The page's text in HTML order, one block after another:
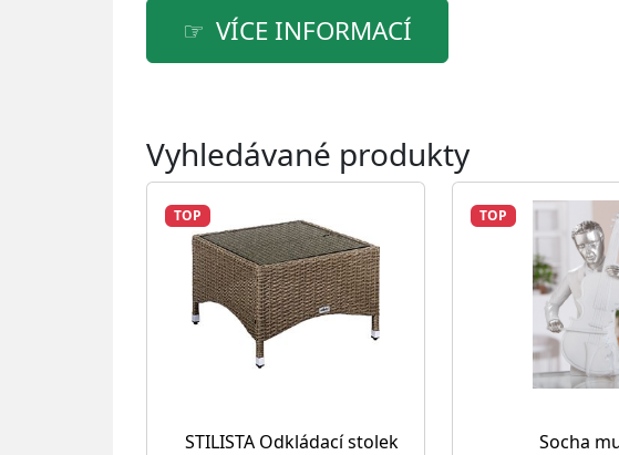
VÍCE INFORMACÍ
Vyhledávané produkty
TOP
STILISTA Odkládací stolek
TOP
Socha